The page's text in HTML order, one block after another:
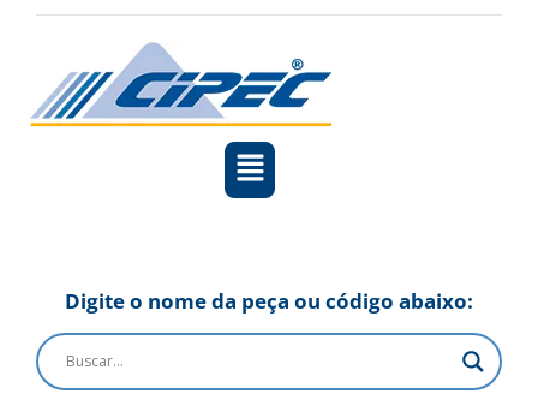
Digite o nome da peça ou código abaixo: